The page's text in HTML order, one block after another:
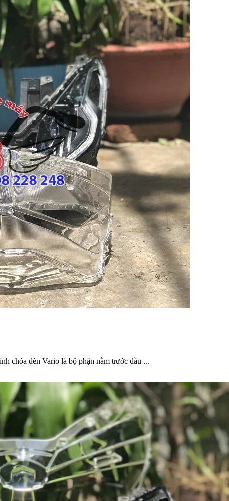
chóa đèn Vario là bộ phận nằm trước đầu ...